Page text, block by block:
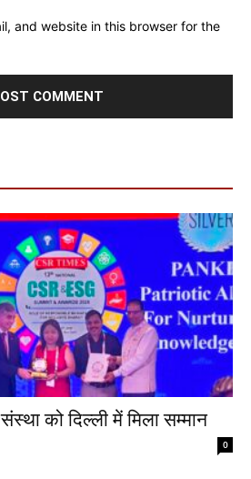
and website in this browser for the
को दिल्ली में मिला सम्मान
0